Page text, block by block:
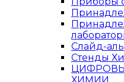
Слайд-
Стенды